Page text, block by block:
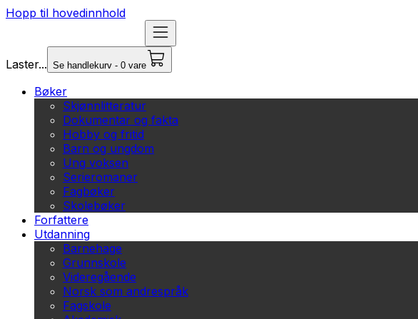
Hopp til hovedinnhold
Laster... Se handlekurv - 0 vare
Bøker
Skjønnlitteratur
Dokumentar og fakta
Hobby og fritid
Barn og ungdom
Ung voksen
Serieromaner
Fagbøker
Skolebøker
Forfattere
Utdanning
Barnehage
Grunnskole
Videregående
Norsk som andrespråk
Fagskole